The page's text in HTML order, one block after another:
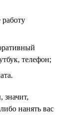
телефон;
значит,
нанять вас